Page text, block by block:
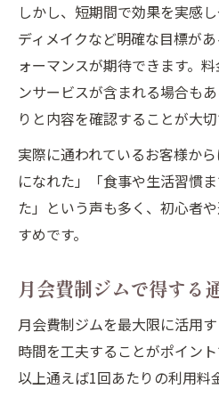
しかし、短期間で効果を実感
ディメイクなど明確な目標が
ォーマンスが期待できます。
ンサービスが含まれる場合も
りと内容を確認することが大切
実際に通われているお客様か
になれた」「食事や生活習慣
た」という声も多く、初心者
すめです。
月会費制ジムで得する
月会費制ジムを最大限に活用
時間を工夫することがポイン
以上通えば1回あたりの利用料